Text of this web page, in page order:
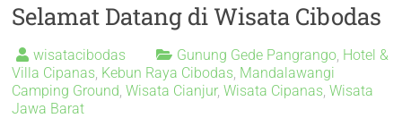
Selamat Datang di Wisata Cibodas
wisatacibodas Gunung Gede Pangrango, Hotel &
Villa Cipanas, Kebun Raya Cibodas, Mandalawangi
Camping Ground,Wisata Cianjur,Wisata Cipanas,Wisata
Jawa Barat